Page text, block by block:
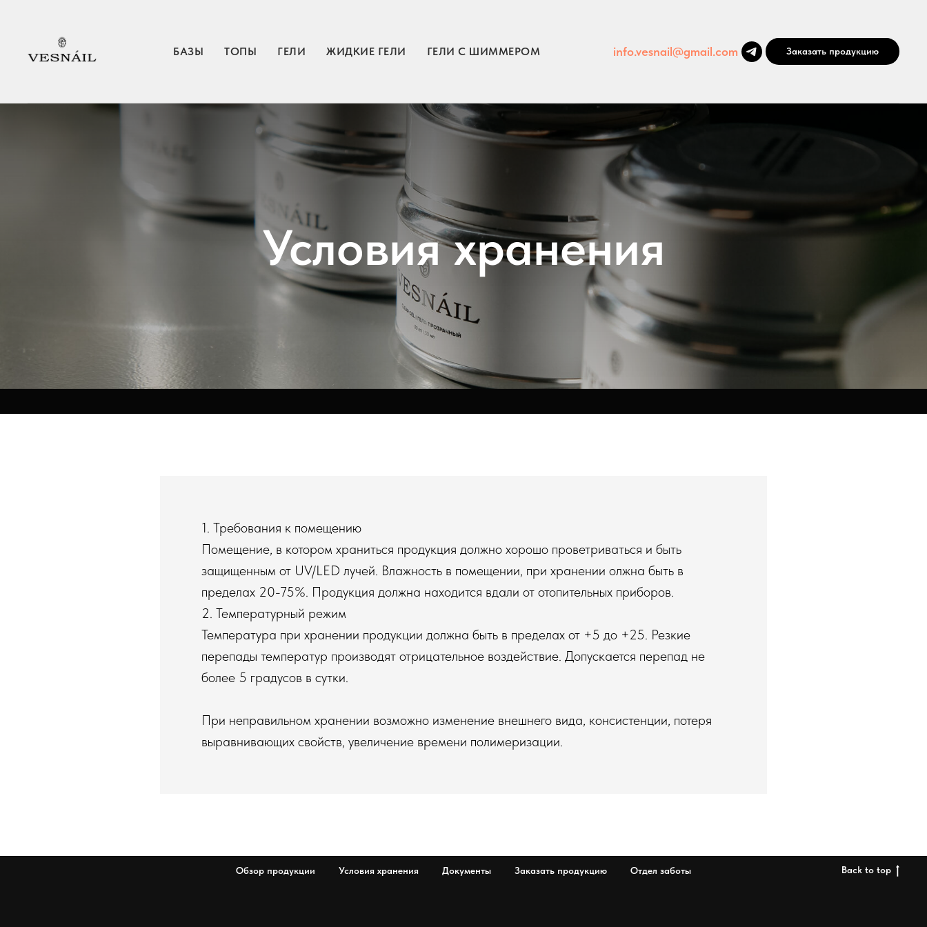
БАЗЫ ТОПЫ ГЕЛИ ЖИДКИЕ ГЕЛИ ГЕЛИ С ШИММЕРОМ info.vesnail@gmail.com Заказать продукцию
Условия хранения
1. Требования к помещению
Помещение, в котором храниться продукция должно хорошо проветриваться и быть
защищенным от UV/LED лучей. Влажность в помещении, при хранении олжна быть в
пределах 20-75%. Продукция должна находится вдали от отопительных приборов.
2. Температурный режим
Температура при хранении продукции должна быть в пределах от +5 до +25. Резкие
перепады температур производят отрицательное воздействие. Допускается перепад не
более 5 градусов в сутки.
При неправильном хранении возможно изменение внешнего вида, консистенции, потеря
выравнивающих свойств, увеличение времени полимеризации.
Обзор продукции Условия хранения Документы Заказать продукцию Отдел заботы Back to top